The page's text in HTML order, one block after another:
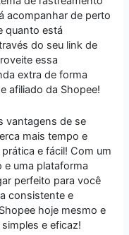
acompanhar de perto
quanto está
do seu link de
essa
extra de forma
afiliado da Shopee!
vantagens de se
mais tempo e
e fácil! Com um
uma plataforma
perfeito para você
consistente e
hoje mesmo e
e eficaz!